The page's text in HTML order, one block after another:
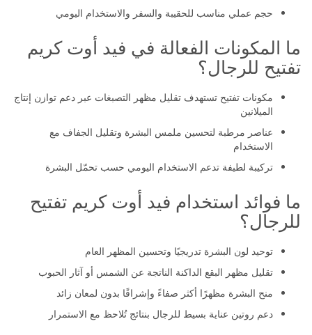
حجم عملي مناسب للحقيبة والسفر والاستخدام اليومي
ما المكونات الفعالة في فيد أوت كريم
تفتيح للرجال؟
مكونات تفتيح تستهدف تقليل مظهر التصبغات عبر دعم توازن إنتاج
الميلانين
عناصر مرطبة لتحسين ملمس البشرة وتقليل الجفاف مع
الاستخدام
تركيبة لطيفة تدعم الاستخدام اليومي حسب تحمّل البشرة
ما فوائد استخدام فيد أوت كريم تفتيح
للرجال؟
توحيد لون البشرة تدريجيًا وتحسين المظهر العام
تقليل مظهر البقع الداكنة الناتجة عن الشمس أو آثار الحبوب
منح البشرة مظهرًا أكثر صفاءً وإشراقًا بدون لمعان زائد
دعم روتين عناية بسيط للرجال بنتائج تُلاحظ مع الاستمرار